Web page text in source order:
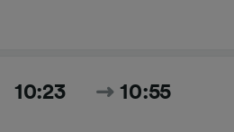
10:23 10:55